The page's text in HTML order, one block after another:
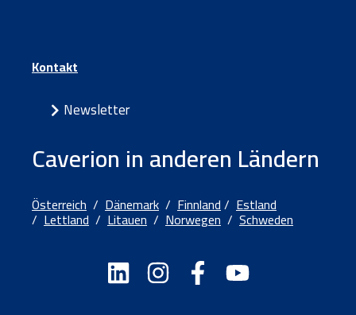
Kontakt
Newsletter
Caverion in anderen Ländern
Österreich / Dänemark / Finnland/ Estland
/ Lettland / Litauen / Norwegen / Schweden